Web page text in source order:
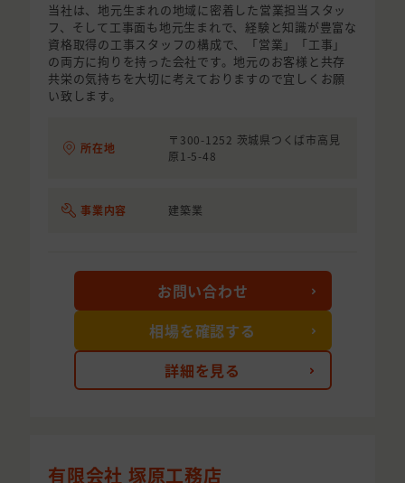
当社は、地元生まれの地域に密着した営業担当スタッ
フ、そして工事面も地元生まれで、経験と知識が豊富な
資格取得の工事スタッフの構成で、「営業」「工事」
の両方に拘りを持った会社です。地元のお客様と共存
共栄の気持ちを大切に考えておりますので宜しくお願
い致します。
所在地
〒300-1252 茨城県つくば市高見
原1-5-48
事業内容 建築業
詳細を見る
お問い合わせ
相場を確認する
有限会社 塚原工務店